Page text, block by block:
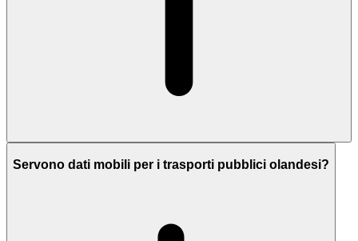
Servono dati mobili per i trasporti pubblici olandesi?